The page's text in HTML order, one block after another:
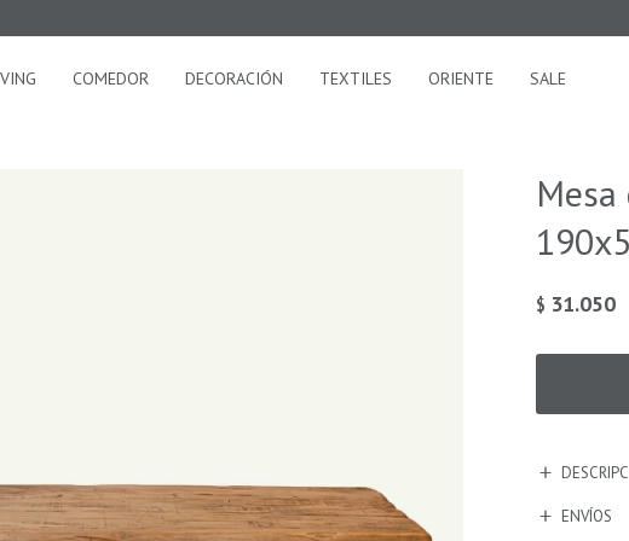
COMEDOR DECORACIÓN TEXTILES ORIENTE SALE
$ 31.050
ENVÍOS